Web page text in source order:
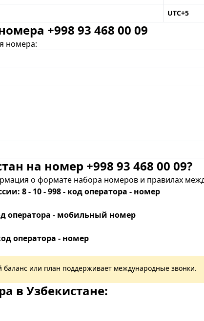
UTC+5
+998 93 468 00 09
номера:
на номер +998 93 468 00 09?
о формате набора номеров и правилах
8 - 10 - 998 - код оператора - номер
оператора - мобильный номер
оператора - номер
баланс или план поддерживает международные звонки.
в Узбекистане: